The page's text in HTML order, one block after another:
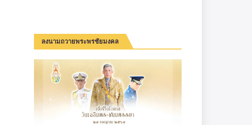
ลงนามถวายพระพรชัยมงคล